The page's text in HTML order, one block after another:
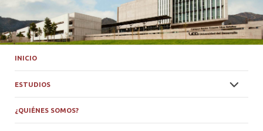
INICIO
ESTUDIOS
¿QUIÉNES SOMOS?